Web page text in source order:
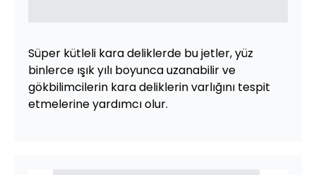
Süper kütleli kara deliklerde bu jetler, yüz
binlerce ışık yılı boyunca uzanabilir ve
gökbilimcilerin kara deliklerin varlığını tespit
etmelerine yardımcı olur.